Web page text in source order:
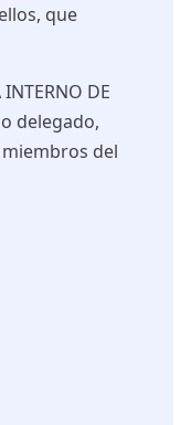
que
INTERNO DE
delegado,
del